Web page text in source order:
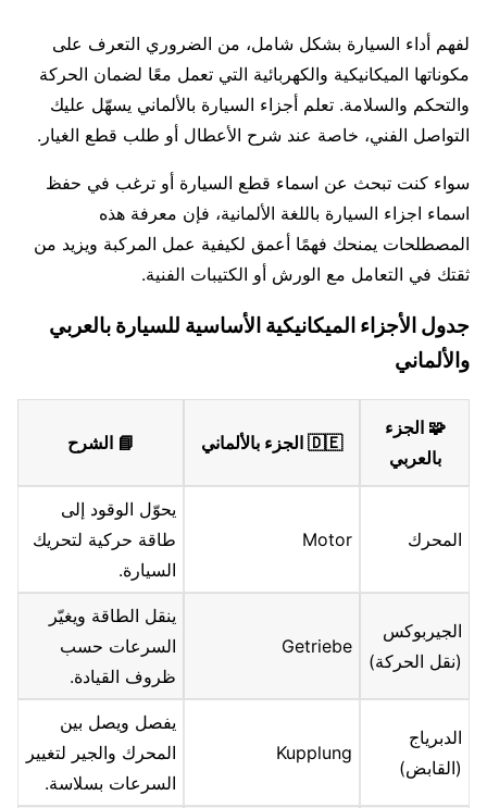
لفهم أداء السيارة بشكل شامل، من الضروري التعرف على
مكوناتها الميكانيكية والكهربائية التي تعمل معًا لضمان الحركة
والتحكم والسلامة. تعلم أجزاء السيارة بالألماني يسهّل عليك
التواصل الفني، خاصة عند شرح الأعطال أو طلب قطع الغيار.
سواء كنت تبحث عن اسماء قطع السيارة أو ترغب في حفظ
اسماء اجزاء السيارة باللغة الألمانية، فإن معرفة هذه
المصطلحات يمنحك فهمًا أعمق لكيفية عمل المركبة ويزيد من
ثقتك في التعامل مع الورش أو الكتيبات الفنية.
جدول الأجزاء الميكانيكية الأساسية للسيارة بالعربي
والألماني
🧩 الجزء
بالعربي
🇩🇪 الجزء بالألماني 📘 الشرح
المحرك Motor
يحوّل الوقود إلى
طاقة حركية لتحريك
السيارة.
الجيربوكس
(نقل الحركة)
Getriebe
ينقل الطاقة ويغيّر
السرعات حسب
ظروف القيادة.
الدبرياج
(القابض)
Kupplung
يفصل ويصل بين
المحرك والجير لتغيير
السرعات بسلاسة.